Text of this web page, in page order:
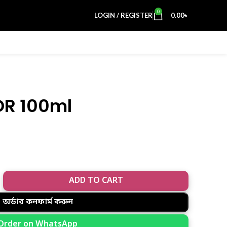
LOGIN / REGISTER 0 0.00৳
100ml
ADD TO CART
অর্ডার কনফার্ম করুন
on WhatsApp